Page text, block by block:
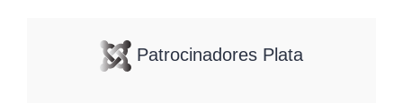
Patrocinadores Plata